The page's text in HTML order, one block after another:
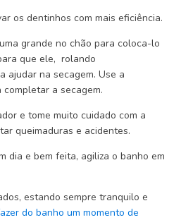
os dentinhos com mais eficiência.
grande no chão para coloca-lo
que ele, rolando
ajudar na secagem. Use a
a secagem.
e tome muito cuidado com a
queimaduras e acidentes.
dia e bem feita, agiliza o banho em
estando sempre tranquilo e
do banho um momento de